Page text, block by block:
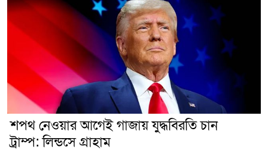
শপথ নেওয়ার আগেই গাজায় যুদ্ধবিরতি চান
ট্রাম্প: লিন্ডসে গ্রাহাম